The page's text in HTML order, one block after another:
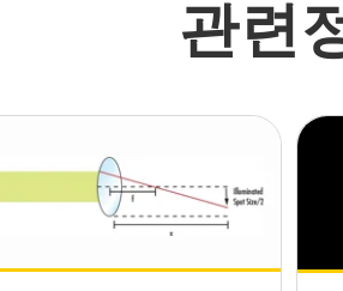
관련